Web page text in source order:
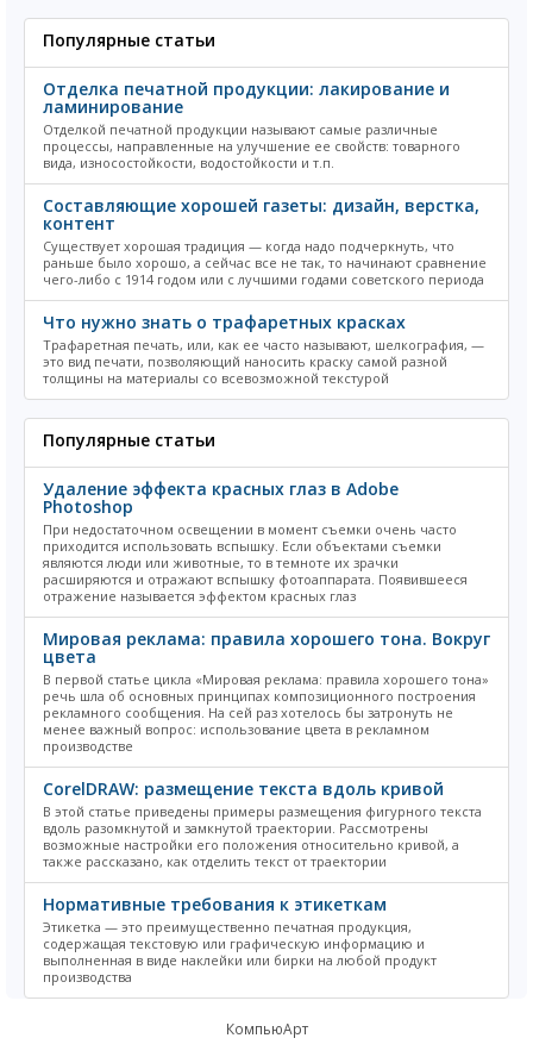
Популярные статьи
Отделка печатной продукции: лакирование и
ламинирование
Отделкой печатной продукции называют самые различные
процессы, направленные на улучшение ее свойств: товарного
вида, износостойкости, водостойкости и т.п.
Составляющие хорошей газеты: дизайн, верстка,
контент
Существует хорошая традиция — когда надо подчеркнуть, что
раньше было хорошо, а сейчас все не так, то начинают сравнение
чего-либо с 1914 годом или с лучшими годами советского периода
Что нужно знать о трафаретных красках
Трафаретная печать, или, как ее часто называют, шелкография, —
это вид печати, позволяющий наносить краску самой разной
толщины на материалы со всевозможной текстурой
Популярные статьи
Удаление эффекта красных глаз в Adobe
Photoshop
При недостаточном освещении в момент съемки очень часто
приходится использовать вспышку. Если объектами съемки
являются люди или животные, то в темноте их зрачки
расширяются и отражают вспышку фотоаппарата. Появившееся
отражение называется эффектом красных глаз
Мировая реклама: правила хорошего тона. Вокруг
цвета
В первой статье цикла «Мировая реклама: правила хорошего тона»
речь шла об основных принципах композиционного построения
рекламного сообщения. На сей раз хотелось бы затронуть не
менее важный вопрос: использование цвета в рекламном
производстве
CorelDRAW: размещение текста вдоль кривой
В этой статье приведены примеры размещения фигурного текста
вдоль разомкнутой и замкнутой траектории. Рассмотрены
возможные настройки его положения относительно кривой, а
также рассказано, как отделить текст от траектории
Нормативные требования к этикеткам
Этикетка — это преимущественно печатная продукция,
содержащая текстовую или графическую информацию и
выполненная в виде наклейки или бирки на любой продукт
производства
КомпьюАрт